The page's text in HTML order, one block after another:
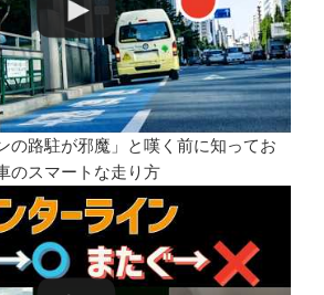
の路駐が邪魔」と嘆く前に知ってお
のスマートな走り方